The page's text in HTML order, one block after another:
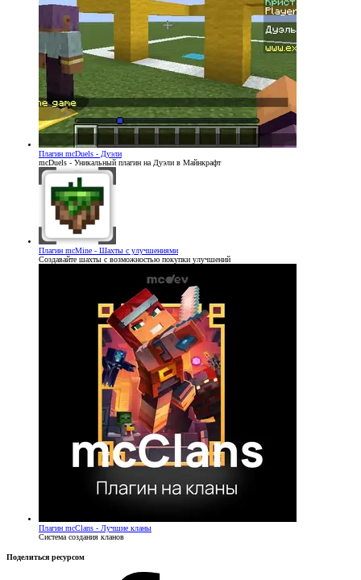
Плагин mcDuels - Дуэли
mcDuels - Уникальный плагин на Дуэли в Майнкрафт
Плагин mcMine - Шахты с улучшениями
Создавайте шахты с возможностью покупки улучшений
Плагин mcClans - Лучшие кланы
Система создания кланов
Поделиться ресурсом